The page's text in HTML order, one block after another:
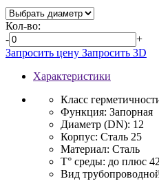
Кол-во:
-
+
Запросить цену Запросить 3D
Характеристики
Класс
Функция: Запорная
Диаметр (DN): 12
Корпус: Сталь 25
Материал: Сталь
T° среды: до плюс
Вид